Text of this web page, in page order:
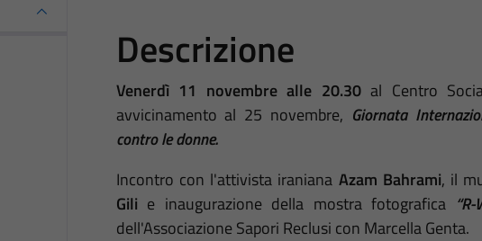
Descrizione
Venerdì 11 novembre alle 20.30al Centro
avvicinamento al 25 novembre, Giornata
contro le donne.
Incontro con l'attivista iraniana Azam Bahrami, il
Gili e inaugurazione della mostra fotografica
dell'Associazione Sapori Reclusi con Marcella Genta.